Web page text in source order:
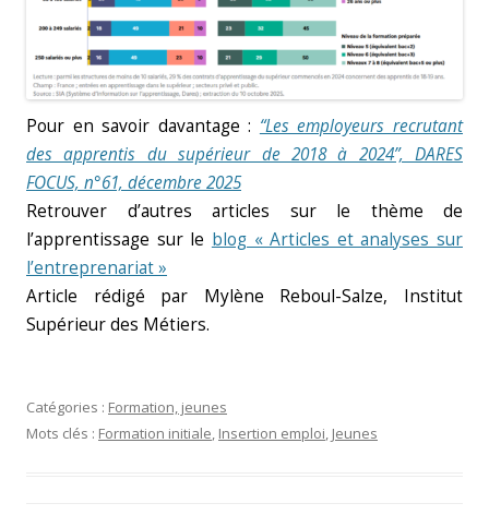
Pour en savoir davantage : “Les employeurs recrutant
des apprentis du supérieur de 2018 à 2024”, DARES
FOCUS, n°61, décembre 2025
Retrouver d’autres articles sur le thème de
l’apprentissage sur le blog « Articles et analyses sur
l’entreprenariat »
Article rédigé par Mylène Reboul-Salze, Institut
Supérieur des Métiers.
Catégories : Formation, jeunes
Mots clés : Formation initiale Insertion emploi Jeunes